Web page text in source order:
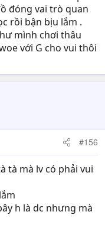
đóng vai trò quan
rồi bận bịu lắm .
mình chơi thâu
với G cho vui thôi
#156
tà mà lv có phải vui
h là dc nhưng mà